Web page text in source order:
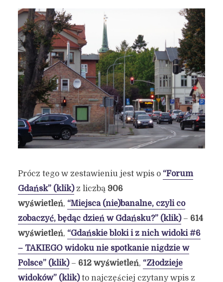
Prócz tego w zestawieniu jest wpis o “Forum
Gdańsk” (klik)z liczbą 906
wyświetleń, “Miejsca (nie)banalne, czyli co
zobaczyć, będąc dzień w Gdańsku?” (klik)– 614
wyświetleń, “Gdańskie bloki i z nich widoki #6
– TAKIEGO widoku nie spotkanie nigdzie w
Polsce” (klik)– 612 wyświetleń, “Złodzieje
widoków” (klik)to najczęściej czytany wpis z